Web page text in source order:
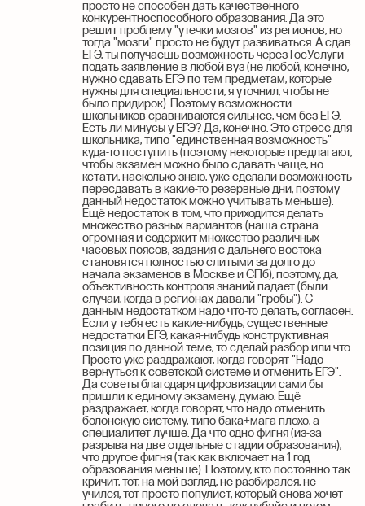
просто не способен дать качественного
конкурентноспособного образования. Да это
решит проблему "утечки мозгов" из регионов, но
тогда "мозги" просто не будут развиваться. А сдав
ЕГЭ, ты получаешь возможность через ГосУслуги
подать заявление в любой вуз (не любой, конечно,
нужно сдавать ЕГЭ по тем предметам, которые
нужны для специальности, я уточнил, чтобы не
было придирок). Поэтому возможности
школьников сравниваются сильнее, чем без ЕГЭ.
Есть ли минусы у ЕГЭ? Да, конечно. Это стресс для
школьника, типо "единственная возможность"
куда-то поступить (поэтому некоторые предлагают,
чтобы экзамен можно было сдавать чаще, но
кстати, насколько знаю, уже сделали возможность
пересдавать в какие-то резервные дни, поэтому
данный недостаток можно учитывать меньше).
Ещё недостаток в том, что приходится делать
множество разных вариантов (наша страна
огромная и содержит множество различных
часовых поясов, задания с дальнего востока
становятся полностью слитыми за долго до
начала экзаменов в Москве и СПб), поэтому, да,
объективность контроля знаний падает (были
случаи, когда в регионах давали "гробы"). С
данным недостатком надо что-то делать, согласен.
Если у тебя есть какие-нибудь, существенные
недостатки ЕГЭ, какая-нибудь конструктивная
позиция по данной теме, то сделай разбор или что.
Просто уже раздражают, когда говорят "Надо
вернуться к советской системе и отменить ЕГЭ".
Да советы благодаря цифровизации сами бы
пришли к единому экзамену, думаю. Ещё
раздражает, когда говорят, что надо отменить
болонскую систему, типо бака+мага плохо, а
специалитет лучше. Да что одно фигня (из-за
разрыва на две отдельные стадии образования),
что другое фигня (так как включает на 1 год
образования меньше). Поэтому, кто постоянно так
кричит, тот, на мой взгляд, не разбирался, не
учился, тот просто популист, который снова хочет